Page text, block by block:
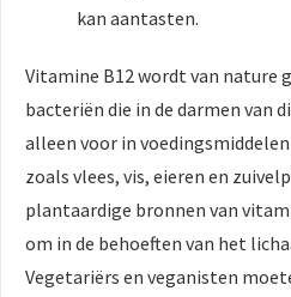
kan aantasten.
Vitamine B12 wordt van nature
bacteriën die in de darmen van
alleen voor in
zoals vlees, vis, eieren en
plantaardige bronnen van
om in de behoeften van het
Vegetariërs en veganisten